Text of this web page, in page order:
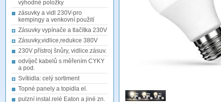
výhodné položky
zásuvky a vidl 230V-pro
kempingy a venkovní použití
Zásuvky vypínače a tlačítka 230V
Zásuvky,vidlice,redukce 380V
230V přístroj šnůry, vidlice.zásuv.
odvíječ kabelů s měřením CYKY
a pod.
Svítiidla: celý sortiment
Topné panely a topidla el.
pulzní instal.relé Eaton a jiné zn.